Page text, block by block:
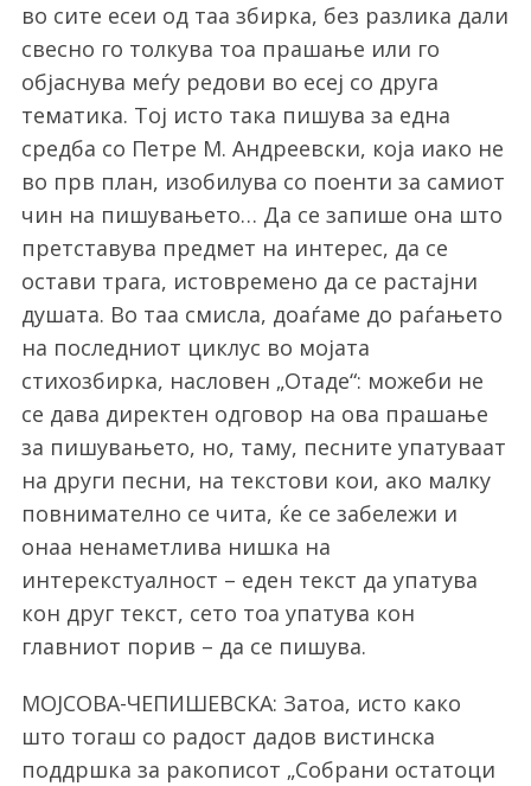
во сите есеи од таа збирка, без разлика дали
свесно го толкува тоа прашање или го
објаснува меѓу редови во есеј со друга
тематика. Тој исто така пишува за една
средба со Петре М. Андреевски, која иако не
во прв план, изобилува со поенти за самиот
чин на пишувањето… Да се запише она што
претставува предмет на интерес, да се
остави трага, истовремено да се растајни
душата. Во таа смисла, доаѓаме до раѓањето
на последниот циклус во мојата
стихозбирка, насловен „Отаде“: можеби не
се дава директен одговор на ова прашање
за пишувањето, но, таму, песните упатуваат
на други песни, на текстови кои, ако малку
повнимателно се чита, ќе се забележи и
онаа ненаметлива нишка на
интерекстуалност – еден текст да упатува
кон друг текст, сето тоа упатува кон
главниот порив – да се пишува.
МОЈСОВА-ЧЕПИШЕВСКА: Затоа, исто како
што тогаш со радост дадов вистинска
поддршка за ракописот „Собрани остатоци